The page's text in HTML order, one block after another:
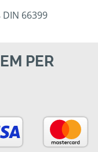
66399
PER